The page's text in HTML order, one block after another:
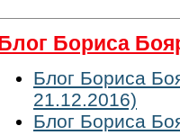
Блог Бориса
Блог Бориса
21.12.2016)
Блог Бориса